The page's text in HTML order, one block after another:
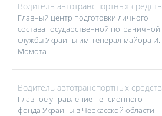
Водитель автотранспортных средств
Главный центр подготовки личного
состава государственной пограничной
службы Украины им. генерал-майора И.
Момота
Водитель автотранспортных средств
Главное управление пенсионного
фонда Украины в Черкасской области